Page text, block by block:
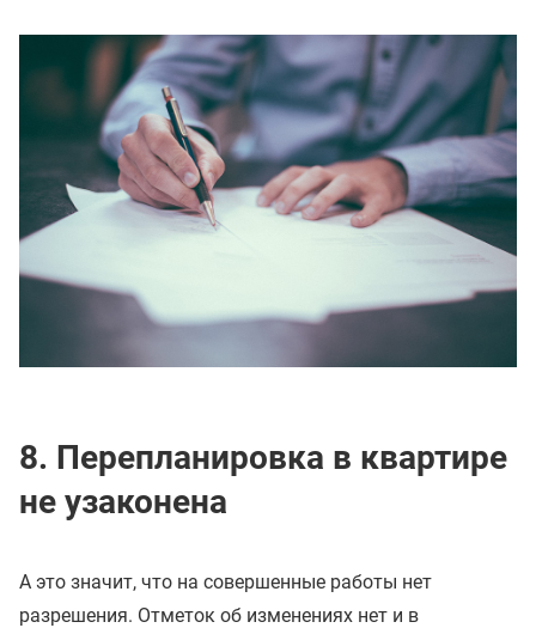
8. Перепланировка в квартире
не узаконена
А это значит, что на совершенные работы нет
разрешения. Отметок об изменениях нет и в